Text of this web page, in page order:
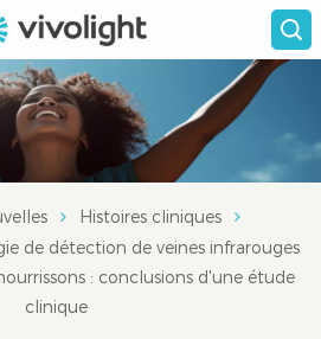
Histoires cliniques
de détection de veines infrarouges
: conclusions d'une étude
clinique